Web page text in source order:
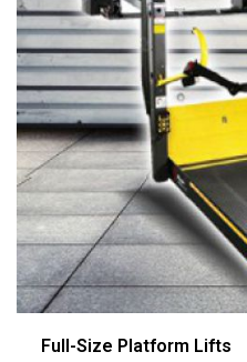
Full-Size Platform Lifts